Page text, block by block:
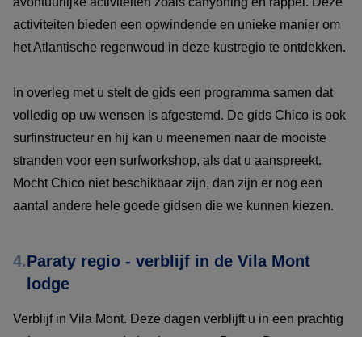
activiteiten bieden een opwindende en unieke manier om
het Atlantische regenwoud in deze kustregio te ontdekken.
In overleg met u stelt de gids een programma samen dat
volledig op uw wensen is afgestemd. De gids Chico is ook
surfinstructeur en hij kan u meenemen naar de mooiste
stranden voor een surfworkshop, als dat u aanspreekt.
Mocht Chico niet beschikbaar zijn, dan zijn er nog een
aantal andere hele goede gidsen die we kunnen kiezen.
4.Paraty regio - verblijf in de Vila Mont
lodge
Verblijf in Vila Mont. Deze dagen verblijft u in een prachtig